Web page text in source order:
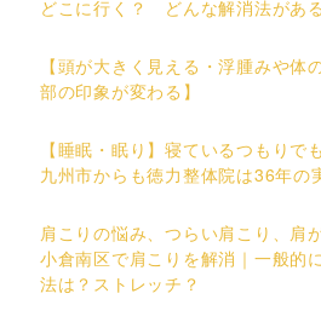
どこに行く？ どんな解消法があ
【頭が大きく見える・浮腫みや体
部の印象が変わる】
【睡眠・眠り】寝ているつもりで
九州市からも徳力整体院は36年の
肩こりの悩み、つらい肩こり、肩
小倉南区で肩こりを解消｜一般的
法は？ストレッチ？